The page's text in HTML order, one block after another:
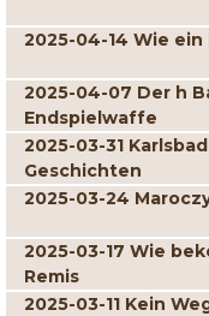
2025-04-14 Wie ein
2025-04-07 Der h
Endspielwaffe
2025-03-31
Geschichten
2025-03-24
2025-03-17 Wie
Remis
2025-03-11 Kein